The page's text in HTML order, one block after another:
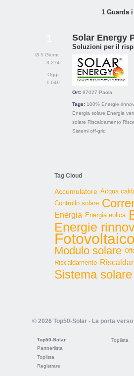
1 Guarda
Ø 5 Giorni:
3.274
Oggi:
1.649
Solar Energy
Soluzioni per il
Ort: 87027 Paola
Tags: 100% Energie
Energia solare Energia
solare Riscaldamento
Sistemi off-grid
Tag Cloud
Accumulatore Acqua
Controllo solare
Energia Energia eolica
Energie
Fotovoltaico
Modulo solare
Riscaldamento
Sistema solare
© 2026 Top50-Solar - La porta
Top50-Solar
Partnerlista
Toplista
Registrare
Toplista